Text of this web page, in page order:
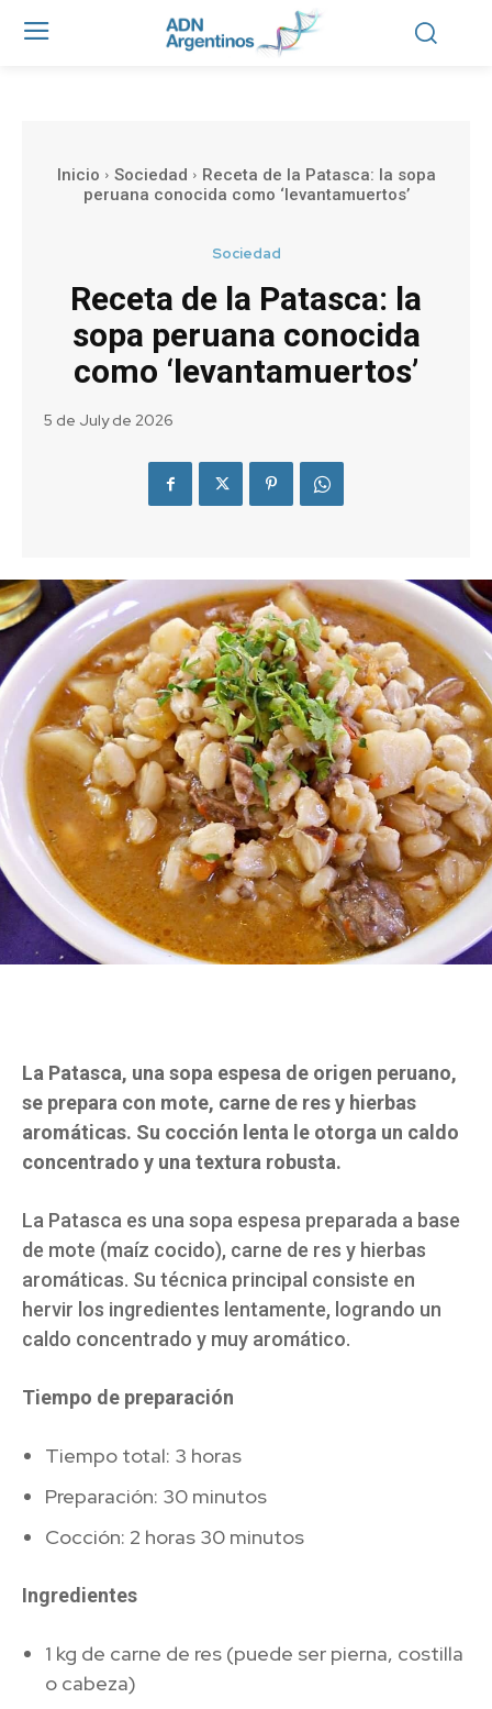
Inicio Sociedad
Receta de la Patasca: la sopa
peruana conocida como ‘levantamuertos’
Sociedad
Receta de la Patasca: la
sopa peruana conocida
como ‘levantamuertos’
5 de July de 2026
La Patasca, una sopa espesa de origen peruano,
se prepara con mote, carne de res y hierbas
aromáticas. Su cocción lenta le otorga un caldo
concentrado y una textura robusta.
La Patasca es una sopa espesa preparada a base
de mote (maíz cocido), carne de res y hierbas
aromáticas. Su técnica principal consiste en
hervir los ingredientes lentamente, logrando un
caldo concentrado y muy aromático.
Tiempo de preparación
Tiempo total: 3 horas
Preparación: 30 minutos
Cocción: 2 horas 30 minutos
Ingredientes
1 kg de carne de res (puede ser pierna, costilla
o cabeza)